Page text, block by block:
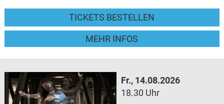
TICKETS BESTELLEN
MEHR INFOS
Fr., 14.08.2026
18.30 Uhr